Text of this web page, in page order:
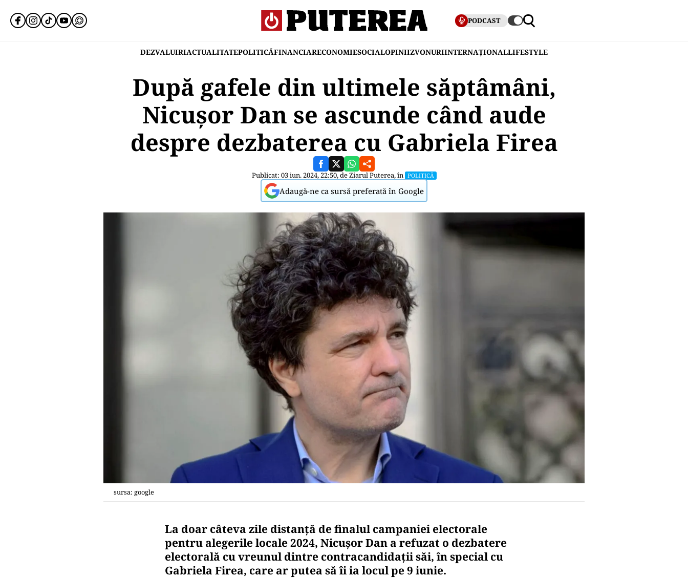
PODCAST
DEZVALUIRIACTUALITATEPOLITICĂFINANCIARECONOMIESOCIALOPINIIZVONURIINTERNAȚIONALLIFESTYLE
După gafele din ultimele săptâmâni,
Nicușor Dan se ascunde când aude
despre dezbaterea cu Gabriela Firea
Publicat: 03 iun. 2024, 22:50, deZiarul Puterea, în POLITICĂ
Adaugă-ne ca sursă preferată în Google
sursa: google
La doar câteva zile distanță de finalul campaniei electorale
pentru alegerile locale 2024, Nicușor Dan a refuzat o dezbatere
electorală cu vreunul dintre contracandidații săi, în special cu
Gabriela Firea, care ar putea să îi ia locul pe 9 iunie.